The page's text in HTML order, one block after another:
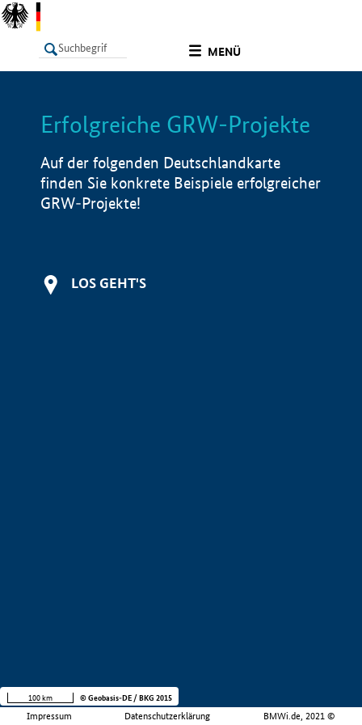
MENÜ
LISTE Info
Erfolgreiche GRW-Projekte
Auf der folgenden Deutschlandkarte
finden Sie konkrete Beispiele erfolgreicher
GRW-Projekte!
LOS GEHT'S
Impressum Datenschutzerklärung BMWi.de, 2021 ©
100 km © Geobasis-DE / BKG 2015